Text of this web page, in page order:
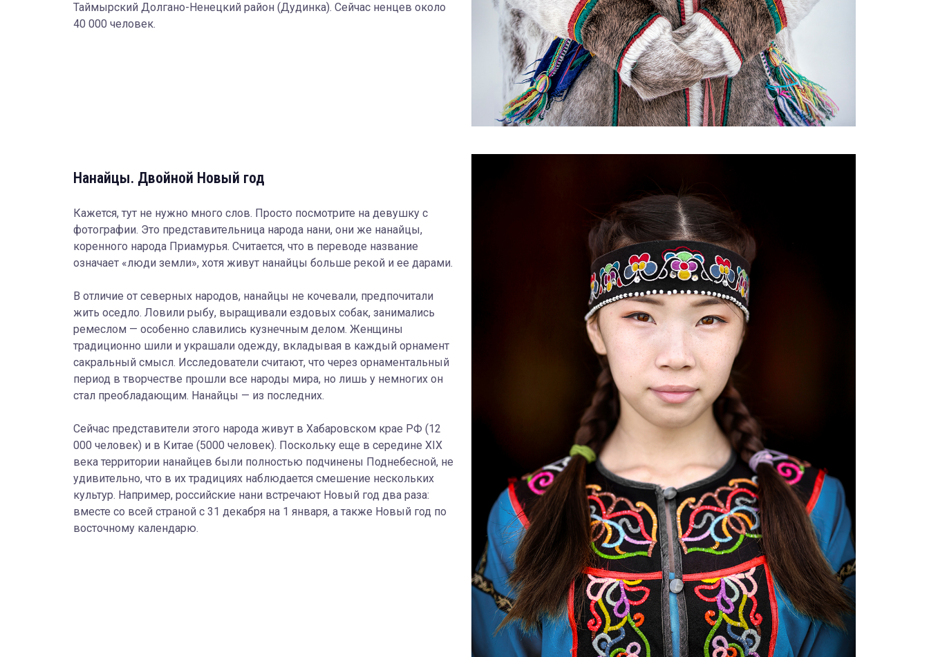
Таймырский Долгано-Ненецкий район (Дудинка). Сейчас ненцев около
40 000 человек.
Нанайцы. Двойной Новый год
Кажется, тут не нужно много слов. Просто посмотрите на девушку с
фотографии. Это представительница народа нани, они же нанайцы,
коренного народа Приамурья. Считается, что в переводе название
означает «люди земли», хотя живут нанайцы больше рекой и ее дарами.
В отличие от северных народов, нанайцы не кочевали, предпочитали
жить оседло. Ловили рыбу, выращивали ездовых собак, занимались
ремеслом — особенно славились кузнечным делом. Женщины
традиционно шили и украшали одежду, вкладывая в каждый орнамент
сакральный смысл. Исследователи считают, что через орнаментальный
период в творчестве прошли все народы мира, но лишь у немногих он
стал преобладающим. Нанайцы — из последних.
Сейчас представители этого народа живут в Хабаровском крае РФ (12
000 человек) и в Китае (5000 человек). Поскольку еще в середине XIX
века территории нанайцев были полностью подчинены Поднебесной, не
удивительно, что в их традициях наблюдается смешение нескольких
культур. Например, российские нани встречают Новый год два раза:
вместе со всей страной с 31 декабря на 1 января, а также Новый год по
восточному календарю.